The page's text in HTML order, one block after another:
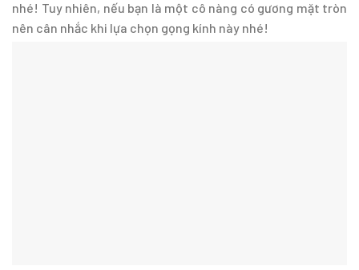
nhé! Tuy nhiên, nếu bạn là một cô nàng có gương mặt tròn
nên cân nhắc khi lựa chọn gọng kính này nhé!